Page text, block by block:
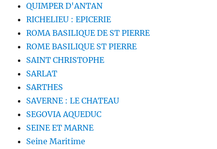
QUIMPER D'ANTAN
RICHELIEU : EPICERIE
ROMA BASILIQUE DE ST PIERRE
ROME BASILIQUE ST PIERRE
SAINT CHRISTOPHE
SARLAT
SARTHES
SAVERNE : LE CHATEAU
SEGOVIA AQUEDUC
SEINE ET MARNE
Seine Maritime